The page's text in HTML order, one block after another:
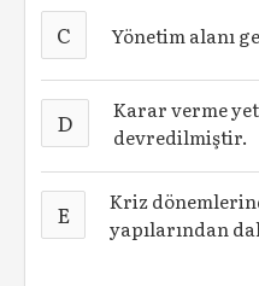
C Yönetim alanı
D
Karar verme
devredilmiştir.
E
Kriz
yapılarından